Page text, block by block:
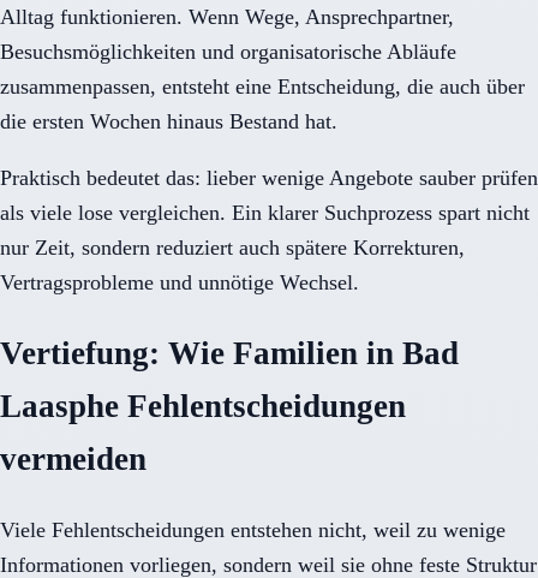
Alltag funktionieren. Wenn Wege, Ansprechpartner,
Besuchsmöglichkeiten und organisatorische Abläufe
zusammenpassen, entsteht eine Entscheidung, die auch über
die ersten Wochen hinaus Bestand hat.
Praktisch bedeutet das: lieber wenige Angebote sauber prüfen
als viele lose vergleichen. Ein klarer Suchprozess spart nicht
nur Zeit, sondern reduziert auch spätere Korrekturen,
Vertragsprobleme und unnötige Wechsel.
Vertiefung: Wie Familien in Bad
Laasphe Fehlentscheidungen
vermeiden
Viele Fehlentscheidungen entstehen nicht, weil zu wenige
Informationen vorliegen, sondern weil sie ohne feste Struktur